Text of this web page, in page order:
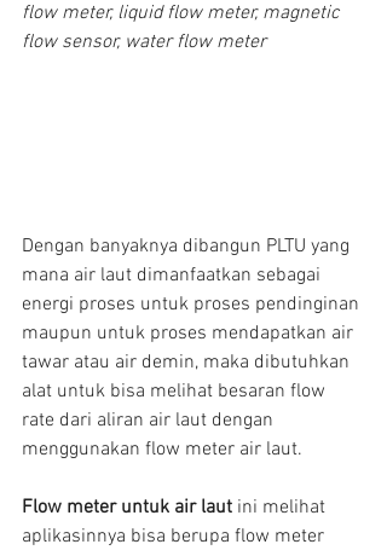
flow meter, liquid flow meter, magnetic
flow sensor, water flow meter
Dengan banyaknya dibangun PLTU yang
mana air laut dimanfaatkan sebagai
energi proses untuk proses pendinginan
maupun untuk proses mendapatkan air
tawar atau air demin, maka dibutuhkan
alat untuk bisa melihat besaran flow
rate dari aliran air laut dengan
menggunakan flow meter air laut.
Flow meter untuk air laut ini melihat
aplikasinnya bisa berupa flow meter